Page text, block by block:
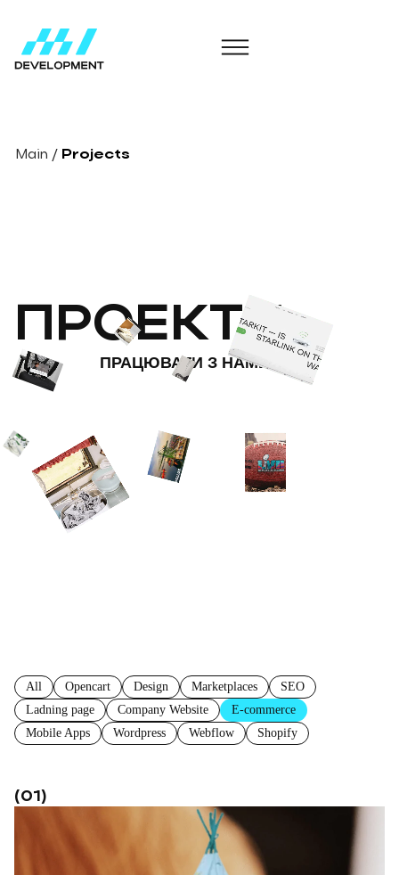
Main / Projects
ПРОЕКТИ
ПРАЦЮВАТИ З НАМИ
All Opencart Design Marketplaces
SEO
Ladning page
Company Website
E-commerce
Mobile Apps
Wordpress Webflow Shopify
(01)